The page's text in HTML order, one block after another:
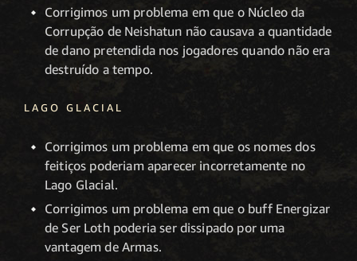
Corrigimos um problema em que o Núcleo da
Corrupção de Neishatun não causava a quantidade
de dano pretendida nos jogadores quando não era
destruído a tempo.
LAGO GLACIAL
Corrigimos um problema em que os nomes dos
feitiços poderiam aparecer incorretamente no
Lago Glacial.
Corrigimos um problema em que o buff Energizar
de Ser Loth poderia ser dissipado por uma
vantagem de Armas.